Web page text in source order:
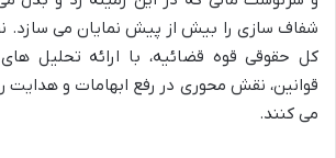
شفاف سازی را بیش از پیش نمایان می سازد.
کل حقوقی قوه قضائیه، با ارائه تحلیل
قوانین، نقش محوری در رفع ابهامات و هدایت
می کنند.